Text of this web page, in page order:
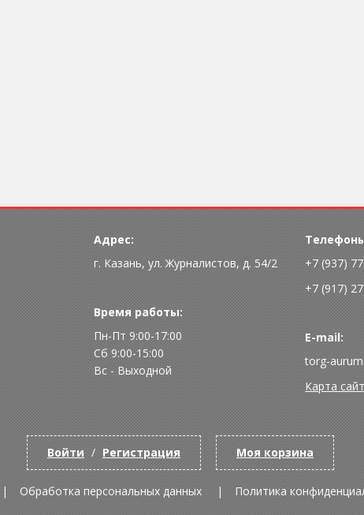
Адрес:
г. Казань, ул. Журналистов, д. 54/2
Время работы:
Пн-Пт 9:00-17:00
Сб 9:00-15:00
Вс - Выходной
+7 (937)
+7 (917)
E-mail:
torg-
Карта
Войти / Регистрация Моя корзина
Обработка персональных данных Политика